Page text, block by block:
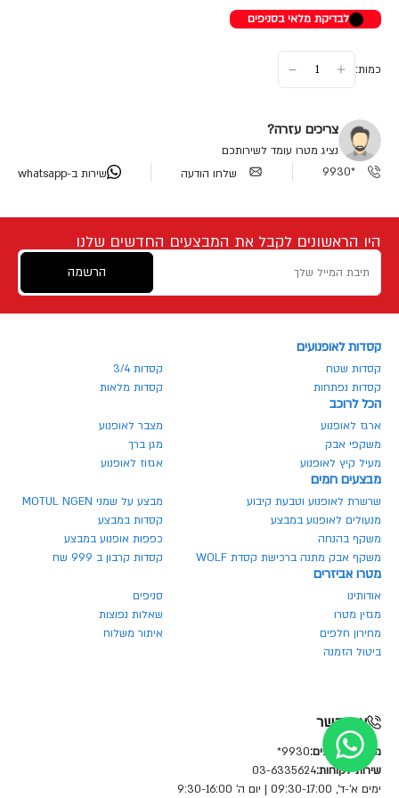
לבדיקת מלאי בסניפים
כמות:
צריכים עזרה?
נציג מטרו עומד לשירותכם
*9930
שלחו הודעה שירות ב-whatsapp
היו הראשונים לקבל את המבצעים החדשים שלנו
הרשמה
קסדות לאופנועים
קסדות שטח
קסדות 3/4
קסדות נפתחות
קסדות מלאות
הכל לרוכב
ארגז לאופנוע
מצבר לאופנוע
משקפי אבק
מגן ברך
מעיל קיץ לאופנוע
אגזוז לאופנוע
מבצעים חמים
שרשרת לאופנוע וטבעת קיבוע
מבצע על שמני MOTUL NGEN
מנעולים לאופנוע במבצע
קסדות במבצע
משקף בהנחה
כפפות אופנוע במבצע
משקף אבק מתנה ברכישת קסדת WOLF
קסדות קרבון ב 999 שח
מטרו אביזרים
אודותינו
סניפים
מגזין מטרו
שאלות נפוצות
מחירון חלפים
איתור משלוח
ביטול הזמנה
צור קשר
מחלקת חלפים:9930*
שירות לקוחות:03-6335624
ימים א'-ד', 09:30-17:00 | יום ה' 9:30-16:00